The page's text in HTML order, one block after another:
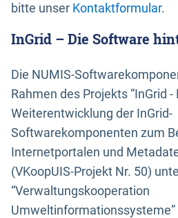
bitte unser Kontaktformular.
InGrid – Die Software
Die NUMIS-
Rahmen des Projekts “InGrid -
Weiterentwicklung der InGrid-
Softwarekomponenten zum
Internetportalen und
(VKoopUIS-Projekt Nr. 50)
“Verwaltungskooperation
Umweltinformationssysteme”